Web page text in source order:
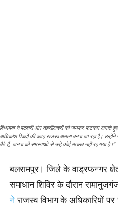
विधायक ने पटवारी और तहसीलदारों को जमकर फटकार लगाते
अधिकांश विवादों की वजह राजस्व अमला बनता जा रहा है।
बैठे हैं, जनता की समस्याओं से उन्हें कोई मतलब नहीं रह गया है।”
बलरामपुर। जिले के वाड्रफनगर
समाधान शिविर के दौरान
नेराजस्व विभाग के अधिकारियों